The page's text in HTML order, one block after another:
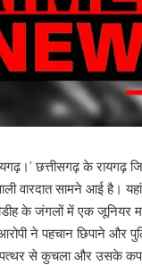
छत्तीसगढ़ के रायगढ़
वारदात सामने आई है।
के जंगलों में एक जूनियर
ने पहचान छिपाने और
पत्थर से कुचला और उसके